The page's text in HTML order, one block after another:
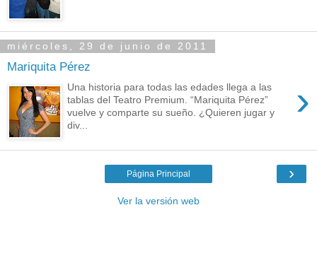
miércoles, 29 de junio de 2011
Mariquita Pérez
›
Una historia para todas las edades llega a las
tablas del Teatro Premium. “Mariquita Pérez”
vuelve y comparte su sueño. ¿Quieren jugar y
div...
›
Página Principal
Ver la versión web